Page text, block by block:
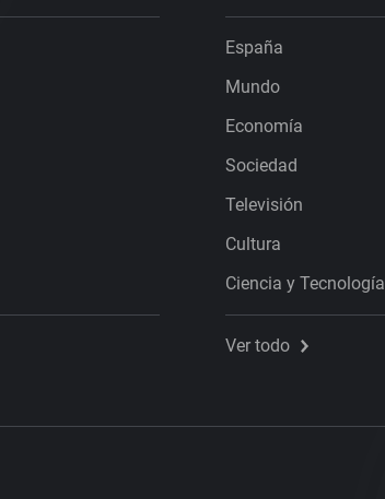
España
Mundo
Economía
Sociedad
Televisión
Cultura
Ciencia y Tecnología
Ver todo